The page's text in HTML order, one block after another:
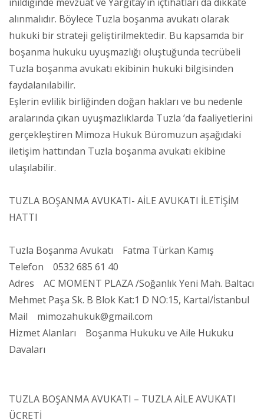
alınmalıdır. Böylece Tuzla boşanma avukatı olarak
hukuki bir strateji geliştirilmektedir. Bu kapsamda bir
boşanma hukuku uyuşmazlığı oluştuğunda tecrübeli
Tuzla boşanma avukatı ekibinin hukuki bilgisinden
faydalanılabilir.
Eşlerin evlilik birliğinden doğan hakları ve bu nedenle
aralarında çıkan uyuşmazlıklarda Tuzla ’da faaliyetlerini
gerçekleştiren Mimoza Hukuk Büromuzun aşağıdaki
iletişim hattından Tuzla boşanma avukatı ekibine
ulaşılabilir.
TUZLA BOŞANMA AVUKATI- AİLE AVUKATI İLETİŞİM
HATTI
Tuzla Boşanma Avukatı Fatma Türkan Kamış
Telefon 0532 685 61 40
Adres AC MOMENT PLAZA /Soğanlık Yeni Mah. Baltacı
Mehmet Paşa Sk. B Blok Kat:1 D NO:15, Kartal/İstanbul
Mail mimozahukuk@gmail.com
Hizmet Alanları Boşanma Hukuku ve Aile Hukuku
Davaları
TUZLA BOŞANMA AVUKATI – TUZLA AİLE AVUKATI
ÜCRETİ